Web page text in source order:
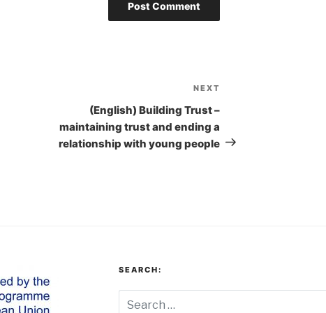
NEXT
(English) Building Trust –
maintaining trust and ending a
relationship with young people
SEARCH: